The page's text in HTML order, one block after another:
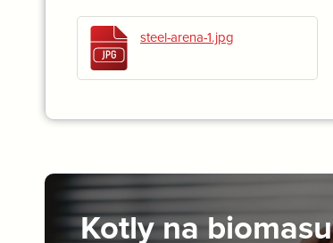
steel-arena-1.jpg
Kotly na biomasu